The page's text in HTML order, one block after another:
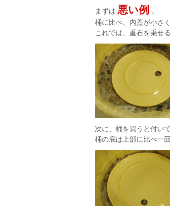
まずは 悪い例
。
桶に比べ、内蓋が小さ
これでは、重石を乗せ
次に、桶を買うと付い
桶の底は上部に比べ一